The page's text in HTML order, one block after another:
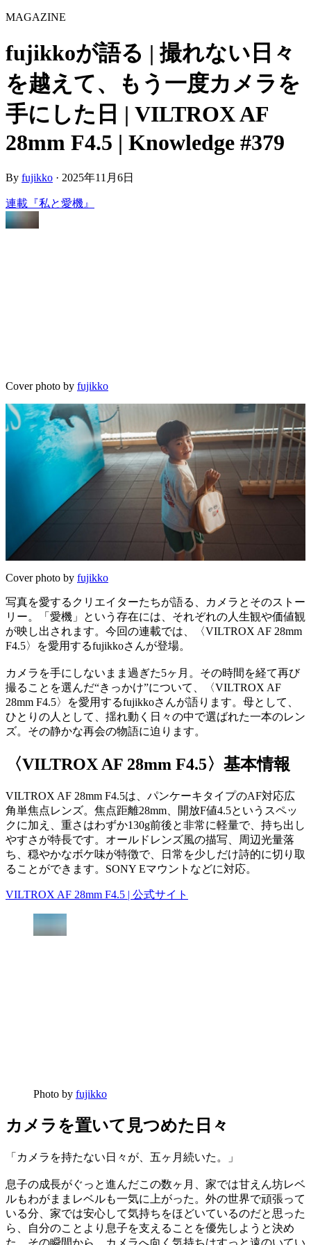
MAGAZINE
fujikkoが語る | 撮れない日々
を越えて、もう一度カメラを
手にした日 | VILTROX AF
28mm F4.5 | Knowledge #379
By fujikko · 2025年11月6日
連載『私と愛機』
Cover photo by fujikko
Cover photo by fujikko
写真を愛するクリエイターたちが語る、カメラとそのストー
リー。「愛機」という存在には、それぞれの人生観や価値観
が映し出されます。今回の連載では、〈VILTROX AF 28mm
F4.5〉を愛用するfujikkoさんが登場。
カメラを手にしないまま過ぎた5ヶ月。その時間を経て再び
撮ることを選んだ“きっかけ”について、〈VILTROX AF
28mm F4.5〉を愛用するfujikkoさんが語ります。母として、
ひとりの人として、揺れ動く日々の中で選ばれた一本のレン
ズ。その静かな再会の物語に迫ります。
〈VILTROX AF 28mm F4.5〉基本情報
VILTROX AF 28mm F4.5は、パンケーキタイプのAF対応広
角単焦点レンズ。焦点距離28mm、開放F値4.5というスペッ
クに加え、重さはわずか130g前後と非常に軽量で、持ち出し
やすさが特長です。オールドレンズ風の描写、周辺光量落
ち、穏やかなボケ味が特徴で、日常を少しだけ詩的に切り取
ることができます。SONY Eマウントなどに対応。
VILTROX AF 28mm F4.5 | 公式サイト
Photo by fujikko
カメラを置いて見つめた日々
「カメラを持たない日々が、五ヶ月続いた。」
息子の成長がぐっと進んだこの数ヶ月、家では甘えん坊レベ
ルもわがままレベルも一気に上がった。外の世界で頑張って
いる分、家では安心して気持ちをほどいているのだと思った
ら、自分のことより息子を支えることを優先しようと決め
た。その瞬間から、カメラへ向く気持ちはすっと遠のいてい